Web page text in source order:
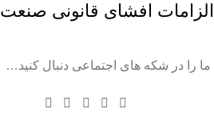
الزامات افشای قانونی صنعت
ما را در شکه های اجتماعی دنبال کنید…